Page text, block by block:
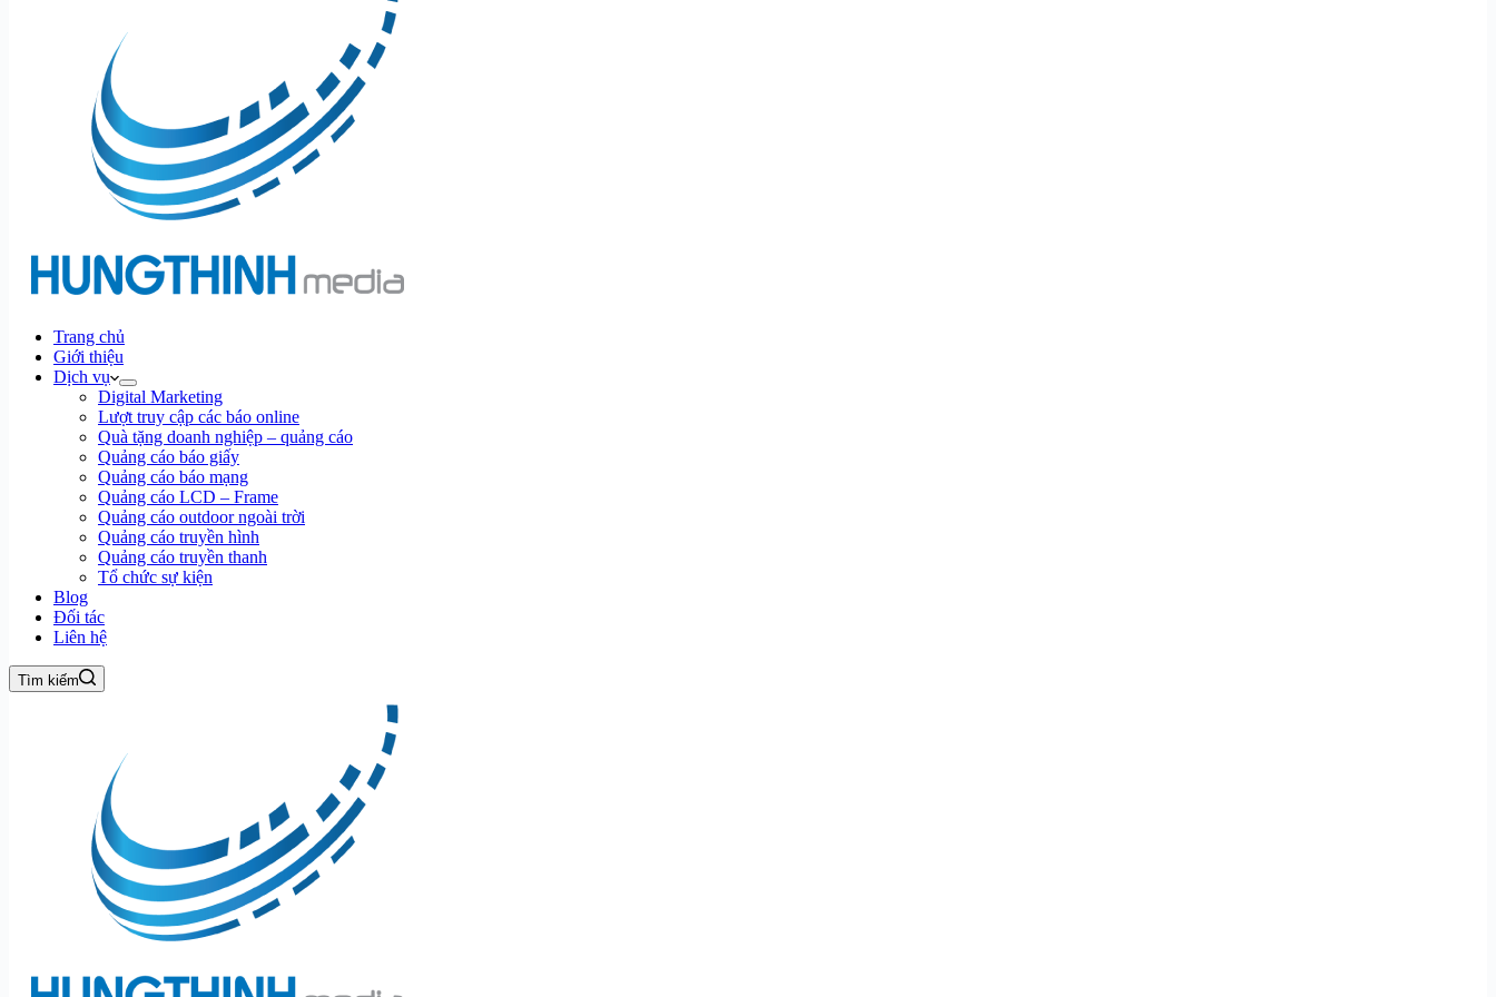
Trang chủ
Giới thiệu
Dịch vụ
Digital Marketing
Lượt truy cập các báo online
Quà tặng doanh nghiệp – quảng cáo
Quảng cáo báo giấy
Quảng cáo báo mạng
Quảng cáo LCD – Frame
Quảng cáo outdoor ngoài trời
Quảng cáo truyền hình
Quảng cáo truyền thanh
Tổ chức sự kiện
Blog
Đối tác
Liên hệ
Tìm kiếm